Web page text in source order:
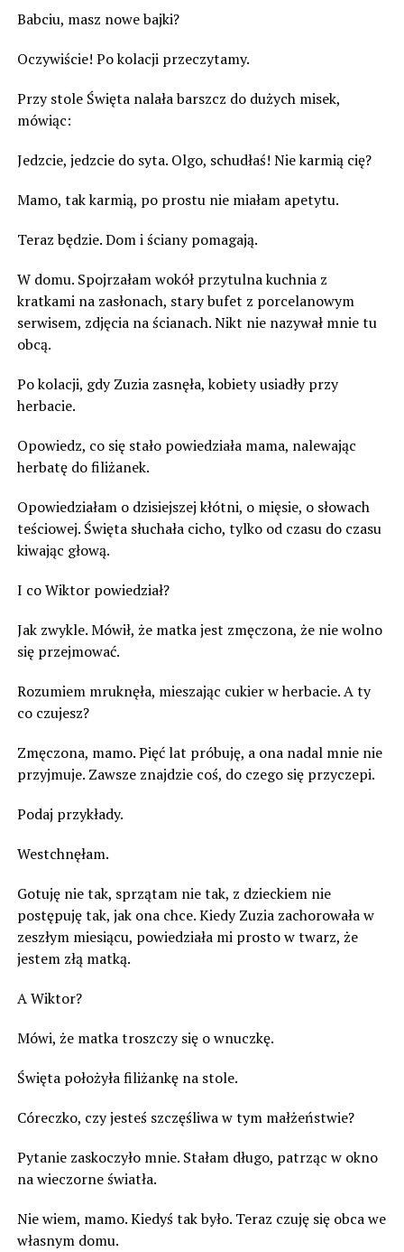
Babciu, masz nowe bajki?
Oczywiście! Po kolacji przeczytamy.
Przy stole Święta nalała barszcz do dużych misek,
mówiąc:
Jedzcie, jedzcie do syta. Olgo, schudłaś! Nie karmią cię?
Mamo, tak karmią, po prostu nie miałam apetytu.
Teraz będzie. Dom i ściany pomagają.
W domu. Spojrzałam wokół przytulna kuchnia z
kratkami na zasłonach, stary bufet z porcelanowym
serwisem, zdjęcia na ścianach. Nikt nie nazywał mnie tu
obcą.
Po kolacji, gdy Zuzia zasnęła, kobiety usiadły przy
herbacie.
Opowiedz, co się stało powiedziała mama, nalewając
herbatę do filiżanek.
Opowiedziałam o dzisiejszej kłótni, o mięsie, o słowach
teściowej. Święta słuchała cicho, tylko od czasu do czasu
kiwając głową.
I co Wiktor powiedział?
Jak zwykle. Mówił, że matka jest zmęczona, że nie wolno
się przejmować.
Rozumiem mruknęła, mieszając cukier w herbacie. A ty
co czujesz?
Zmęczona, mamo. Pięć lat próbuję, a ona nadal mnie nie
przyjmuje. Zawsze znajdzie coś, do czego się przyczepi.
Podaj przykłady.
Westchnęłam.
Gotuję nie tak, sprzątam nie tak, z dzieckiem nie
postępuję tak, jak ona chce. Kiedy Zuzia zachorowała w
zeszłym miesiącu, powiedziała mi prosto w twarz, że
jestem złą matką.
A Wiktor?
Mówi, że matka troszczy się o wnuczkę.
Święta położyła filiżankę na stole.
Córeczko, czy jesteś szczęśliwa w tym małżeństwie?
Pytanie zaskoczyło mnie. Stałam długo, patrząc w okno
na wieczorne światła.
Nie wiem, mamo. Kiedyś tak było. Teraz czuję się obca we
własnym domu.